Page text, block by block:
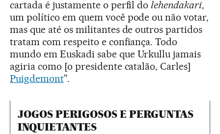
cartada é justamente o perfil do lehendakari,
um político em quem você pode ou não votar,
mas que até os militantes de outros partidos
tratam com respeito e confiança. Todo
mundo em Euskadi sabe que Urkullu jamais
agiria como [o presidente catalão, Carles]
Puigdemont”.
JOGOS PERIGOSOS E PERGUNTAS
INQUIETANTES